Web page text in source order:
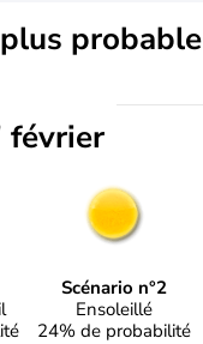
probable
février
Scénario n°2
Ensoleillé
24% de probabilité